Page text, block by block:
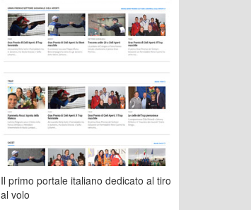
Il primo portale italiano dedicato al tiro
al volo